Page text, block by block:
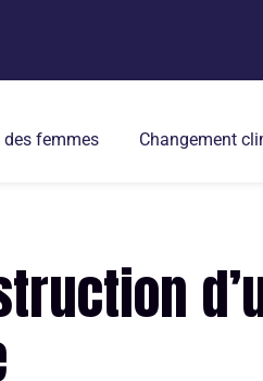
des femmes Changement